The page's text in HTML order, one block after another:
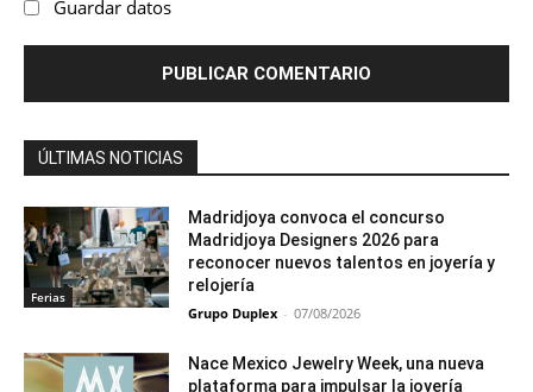
Guardar datos
ÚLTIMAS NOTICIAS
Ferias
Madridjoya convoca el concurso
Madridjoya Designers 2026 para
reconocer nuevos talentos en joyería y
relojería
Grupo Duplex - 07/08/2026
Nace Mexico Jewelry Week, una nueva
plataforma para impulsar la joyería